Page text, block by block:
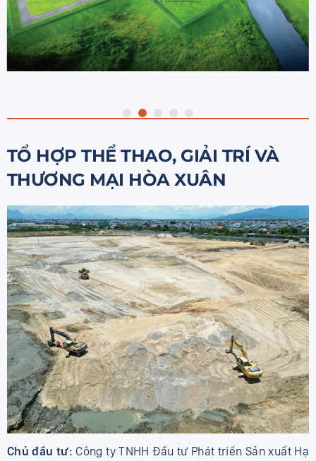
TỔ HỢP THỂ THAO, GIẢI TRÍ VÀ
THƯƠNG MẠI HÒA XUÂN
Chủ đầu tư: Công ty TNHH Đầu tư Phát triển Sản xuất Hạ